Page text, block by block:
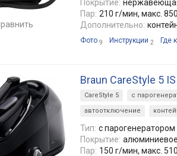
сравнить
Покрытие:
Пар: 210 г/мин, макс.
Дополнительно:
Фото 9 Инструкции 2 Где
Braun CareStyle 5
CareStyle 5 с
автоотключение
Тип: с парогенератором
Покрытие: алюминиевое
Пар: 150 г/мин, макс.